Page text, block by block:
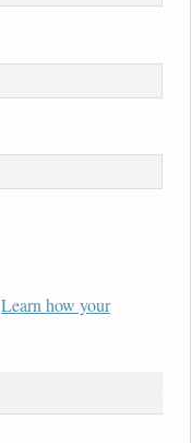
Learn how your